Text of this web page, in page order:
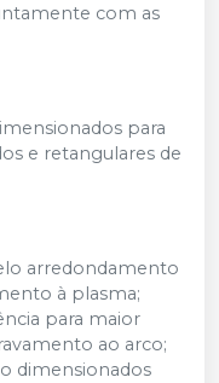
com as
para
e retangulares de
arredondamento
à plasma;
para maior
ao arco;
dimensionados